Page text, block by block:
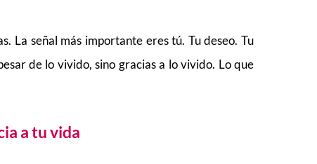
La señal más importante eres tú. Tu deseo. Tu
de lo vivido, sino gracias a lo vivido. Lo que
a tu vida